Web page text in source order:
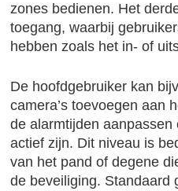
zones bedienen. Het
toegang, waarbij
hebben zoals het in- of
De hoofdgebruiker kan
camera’s toevoegen aan
de alarmtijden
actief zijn. Dit niveau is
van het pand of degene
de beveiliging. Standaard